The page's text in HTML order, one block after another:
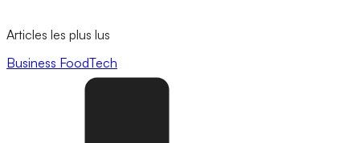
Articles les plus lus
Business FoodTech